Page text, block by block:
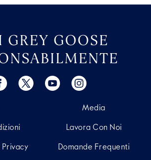
GREY GOOSE
Privacy
Media
Lavora Con Noi
Domande Frequenti